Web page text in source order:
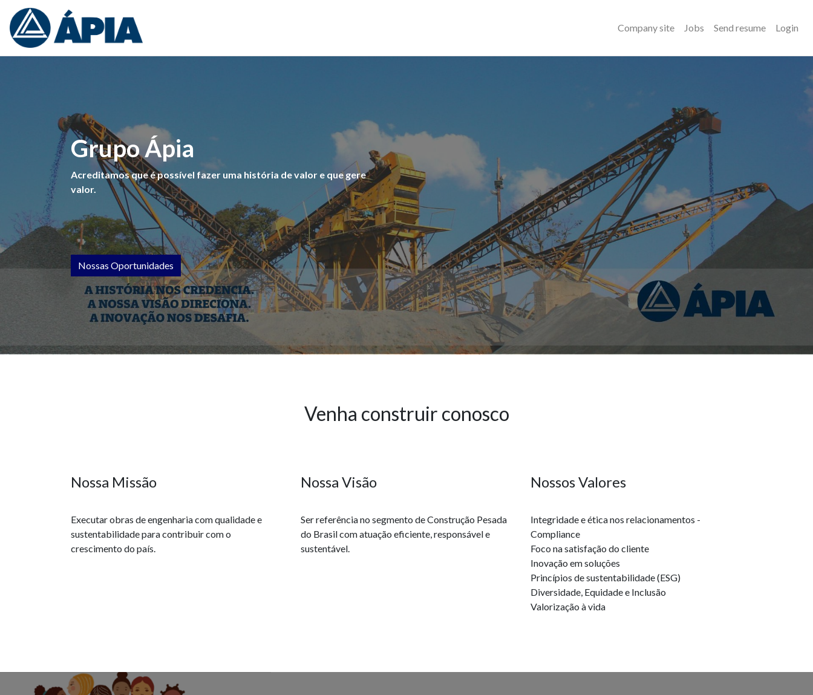
Company site Jobs Send resume Login
Grupo Ápia
Acreditamos que é possível fazer uma história de valor e que gere
valor.
Nossas Oportunidades
Venha construir conosco
Nossa Missão
Executar obras de engenharia com qualidade e
sustentabilidade para contribuir com o
crescimento do país.
Nossa Visão
Ser referência no segmento de Construção Pesada
do Brasil com atuação eficiente, responsável e
sustentável.
Nossos Valores
Integridade e ética nos relacionamentos -
Compliance
Foco na satisfação do cliente
Inovação em soluções
Princípios de sustentabilidade (ESG)
Diversidade, Equidade e Inclusão
Valorização à vida